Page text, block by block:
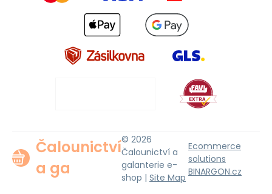
Čalounictví
a ga
© 2026
Čalounictví a
galanterie e-
shop | Site Map
Ecommerce
solutions
BINARGON.cz